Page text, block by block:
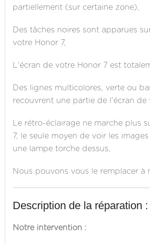
partiellement (sur certaine zone),
Des tâches noires sont apparues
votre Honor 7,
L'écran de votre Honor 7 est
Des lignes multicolores, verte ou
recouvrent une partie de l'écran de
Le rétro-éclairage ne marche plus
7, le seule moyen de voir les
une lampe torche dessus,
Nous pouvons vous le remplacer à
Description de la réparation :
Notre intervention :